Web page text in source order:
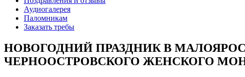
Аудиогалерея
Паломникам
Заказать требы
НОВОГОДНИЙ ПРАЗДНИК В
ЧЕРНООСТРОВСКОГО ЖЕНСКОГО